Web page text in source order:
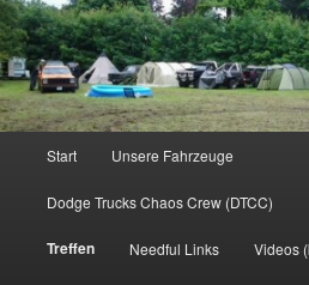
Start Unsere Fahrzeuge
Dodge Trucks Chaos Crew (DTCC)
Treffen Needful Links Videos